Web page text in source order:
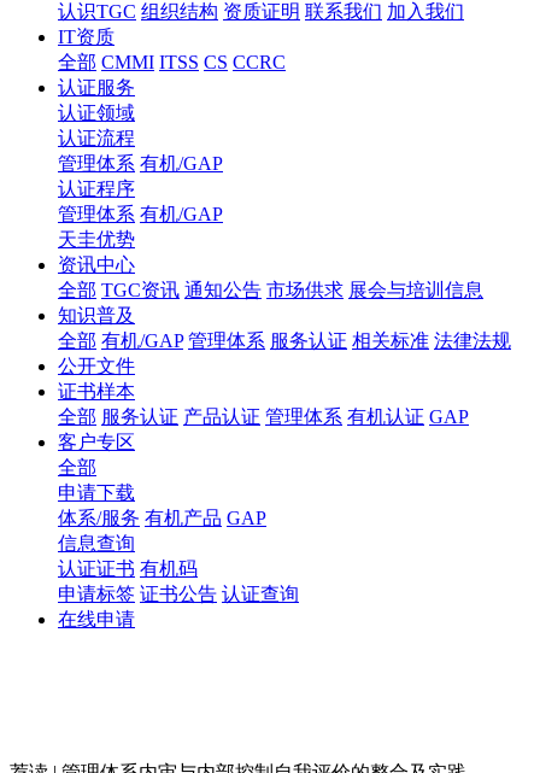
认识TGC 组织结构 资质证明 联系我们 加入我们
IT资质
全部 CMMI ITSS CS CCRC
认证服务
认证领域
认证流程
管理体系 有机/GAP
认证程序
管理体系 有机/GAP
天圭优势
资讯中心
全部 TGC资讯 通知公告 市场供求 展会与培训信息
知识普及
全部 有机/GAP 管理体系 服务认证 相关标准 法律法规
公开文件
证书样本
全部 服务认证 产品认证 管理体系 有机认证 GAP
客户专区
全部
申请下载
体系/服务 有机产品 GAP
信息查询
认证证书 有机码
申请标签 证书公告 认证查询
在线申请